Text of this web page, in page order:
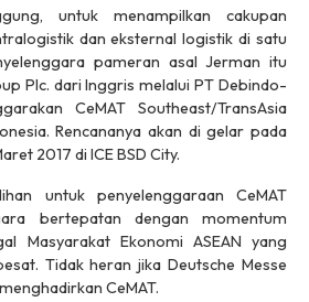
untuk menampilkan cakupan
dan eksternal logistik di satu
pameran asal Jerman itu
Plc. dari Inggris melalui PT Debindo-
CeMAT Southeast/TransAsia
Rencananya akan di gelar pada
2017 di ICE BSD City.
untuk penyelenggaraan CeMAT
bertepatan dengan momentum
Masyarakat Ekonomi ASEAN yang
Tidak heran jika Deutsche Messe
CeMAT.